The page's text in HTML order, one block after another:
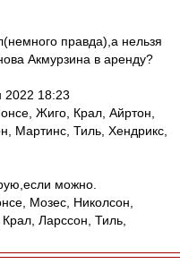
правда),а нельзя
Акмурзина в аренду?
2022 18:23
Жиго, Крал, Айртон,
Мартинс, Тиль, Хендрикс,
можно.
Мозес, Николсон,
Ларссон, Тиль,